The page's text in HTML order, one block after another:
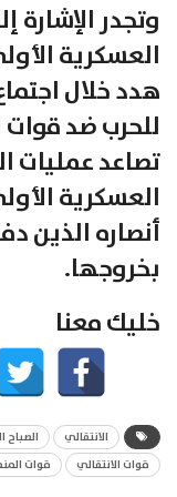
وتجدر الإشارة
العسكرية
هدد خلال
للحرب ضد
تصاعد عمليات
العسكرية
أنصاره الذين
بخروجها.
خليك معنا
الانتقالي الصباح
قوات الانتقالي
قوات